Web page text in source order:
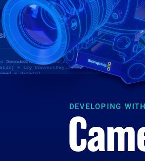
DEVELOPING